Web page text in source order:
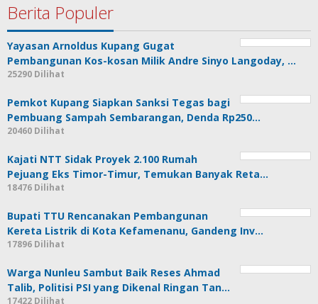
Berita Populer
Yayasan Arnoldus Kupang Gugat
Pembangunan Kos-kosan Milik Andre Sinyo Langoday, …
25290 Dilihat
Pemkot Kupang Siapkan Sanksi Tegas bagi
Pembuang Sampah Sembarangan, Denda Rp250…
20460 Dilihat
Kajati NTT Sidak Proyek 2.100 Rumah
Pejuang Eks Timor-Timur, Temukan Banyak Reta…
18476 Dilihat
Bupati TTU Rencanakan Pembangunan
Kereta Listrik di Kota Kefamenanu, Gandeng Inv…
17896 Dilihat
Warga Nunleu Sambut Baik Reses Ahmad
Talib, Politisi PSI yang Dikenal Ringan Tan…
17422 Dilihat